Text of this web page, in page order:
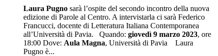
Laura Pugno sarà l’ospite del secondo incontro della nuova
edizione di Parole al Centro. A intervistarla ci sarà Federico
Francucci, docente di Letteratura Italiana Contemporanea
all’Università di Pavia. Quando: giovedì 9 marzo 2023, ore
18:00 Dove: Aula Magna, Università di Pavia Laura
Pugno è...